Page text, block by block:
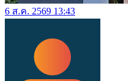
6 ส.ค. 2569 13:43